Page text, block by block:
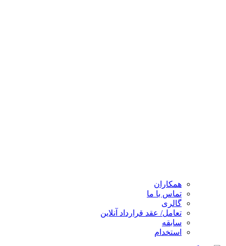
همکاران
تماس با ما
گالری
تعامل/ عقد قرارداد آنلاین
سابقه
استخدام